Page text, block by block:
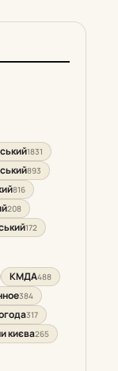
1831
893
816
208
172
КМДА488
384
317
києва265